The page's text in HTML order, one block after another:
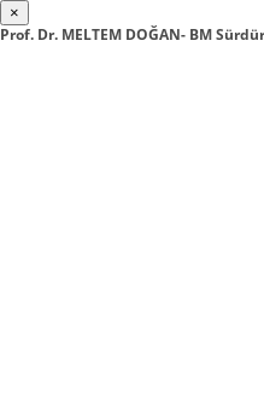
×
Prof. Dr. MELTEM DOĞAN- BM